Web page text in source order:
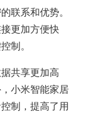
联系和优势。
更加方便快
制。
共享更加高
小米智能家居
制，提高了用